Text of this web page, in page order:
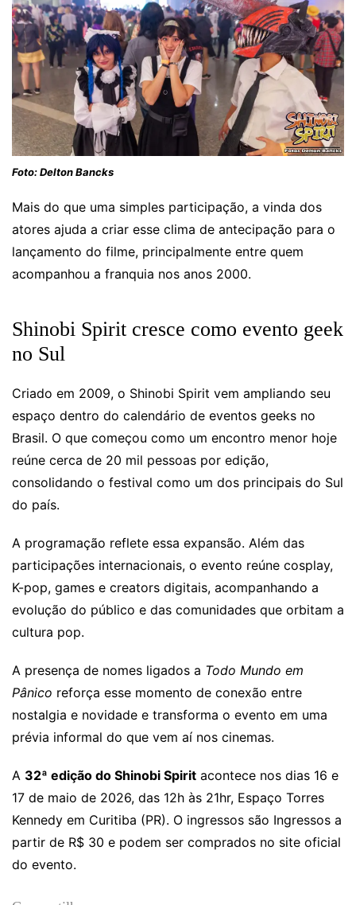
Foto: Delton Bancks
Mais do que uma simples participação, a vinda dos
atores ajuda a criar esse clima de antecipação para o
lançamento do filme, principalmente entre quem
acompanhou a franquia nos anos 2000.
Shinobi Spirit cresce como evento geek
no Sul
Criado em 2009, o Shinobi Spirit vem ampliando seu
espaço dentro do calendário de eventos geeks no
Brasil. O que começou como um encontro menor hoje
reúne cerca de 20 mil pessoas por edição,
consolidando o festival como um dos principais do Sul
do país.
A programação reflete essa expansão. Além das
participações internacionais, o evento reúne cosplay,
K-pop, games e creators digitais, acompanhando a
evolução do público e das comunidades que orbitam a
cultura pop.
A presença de nomes ligados a Todo Mundo em
Pânico reforça esse momento de conexão entre
nostalgia e novidade e transforma o evento em uma
prévia informal do que vem aí nos cinemas.
A 32ª edição do Shinobi Spirit acontece nos dias 16 e
17 de maio de 2026, das 12h às 21hr, Espaço Torres
Kennedy em Curitiba (PR). O ingressos são Ingressos a
partir de R$ 30 e podem ser comprados no site oficial
do evento.